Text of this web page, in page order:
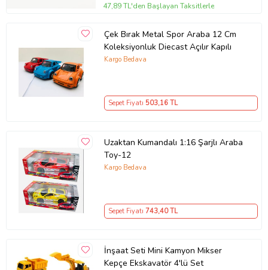
47,89 TL'den Başlayan Taksitlerle
Çek Bırak Metal Spor Araba 12 Cm
Koleksiyonluk Diecast Açılır Kapılı
Kargo Bedava
Sepet Fiyatı 503,16 TL
Uzaktan Kumandalı 1:16 Şarjlı Araba
Toy-12
Kargo Bedava
Sepet Fiyatı 743,40 TL
İnşaat Seti Mini Kamyon Mikser
Kepçe Ekskavatör 4'lü Set